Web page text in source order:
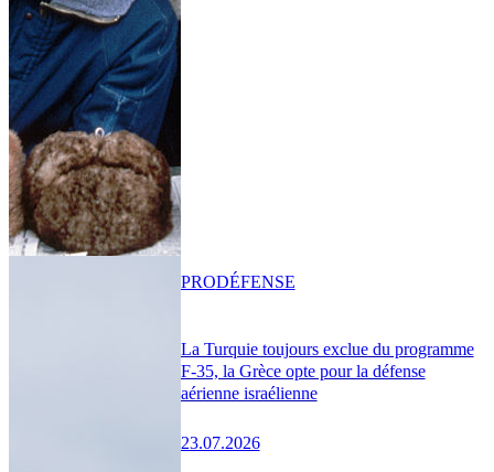
La Turquie toujours exclue du programme
F-35, la Grèce opte pour la défense
aérienne israélienne
23.07.2026
PRODÉFENSE